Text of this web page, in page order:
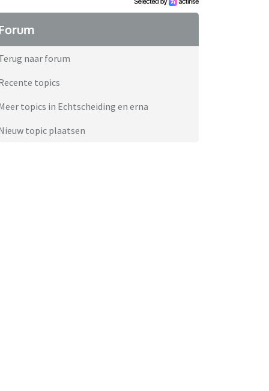
naar forum
topics
topics in Echtscheiding en erna
topic plaatsen